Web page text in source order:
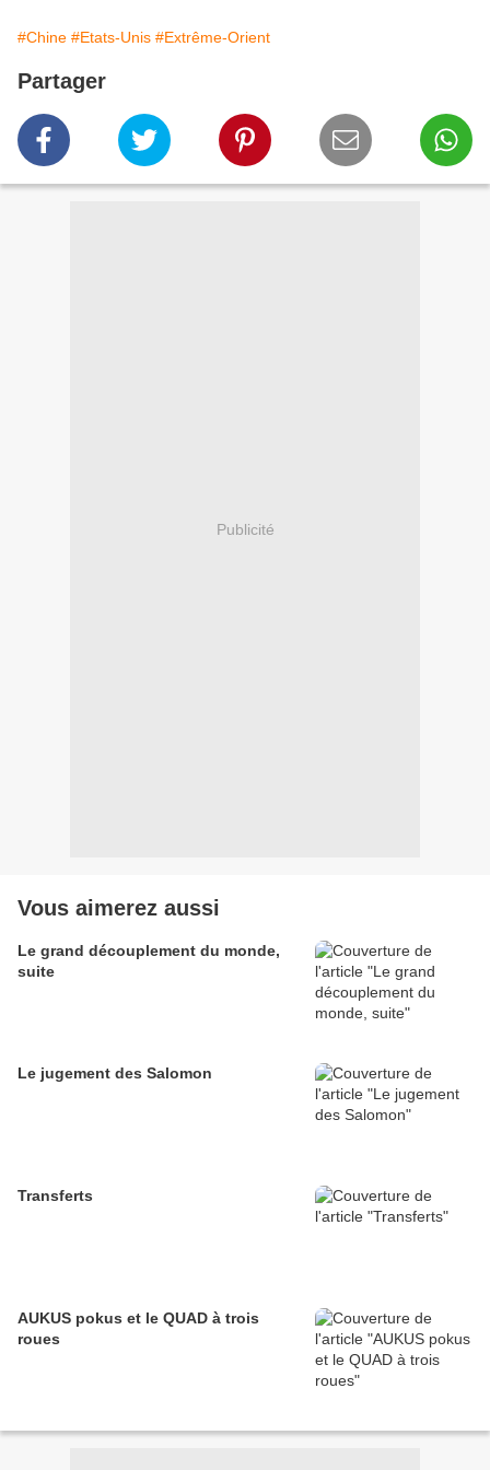
#Chine #Etats-Unis #Extrême-Orient
Partager
Publicité
Vous aimerez aussi
Le grand découplement du monde,
suite
Le jugement des Salomon
Transferts
AUKUS pokus et le QUAD à trois
roues